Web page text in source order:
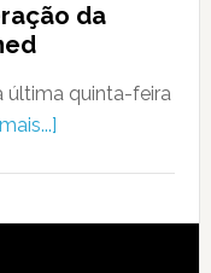
da
última quinta-feira